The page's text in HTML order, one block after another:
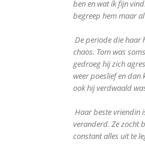
ben en wat ík fijn
begreep hem maar
De periode die haar
chaos. Tom was
gedroeg hij zich
weer poeslief en dan
ook hij verdwaald
Haar beste vriendin
veranderd. Ze zocht
constant alles uit te